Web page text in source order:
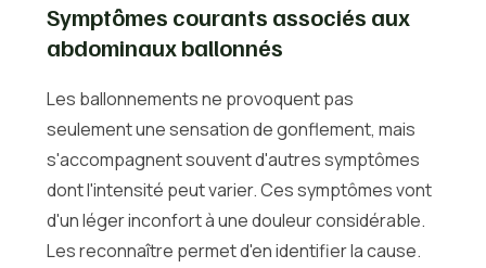
Symptômes courants associés aux
abdominaux ballonnés
Les ballonnements ne provoquent pas
seulement une sensation de gonflement, mais
s'accompagnent souvent d'autres symptômes
dont l'intensité peut varier. Ces symptômes vont
d'un léger inconfort à une douleur considérable.
Les reconnaître permet d'en identifier la cause.